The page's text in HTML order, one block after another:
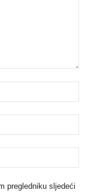
pregledniku sljedeći